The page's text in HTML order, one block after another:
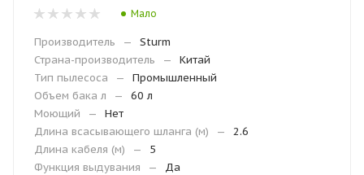
Мало
Производитель —
Sturm
Страна-производитель
—
Китай
Тип пылесоса
—
Промышленный
Объем бака л
—
60 л
Моющий
—
Нет
Длина всасывающего шланга (м)
—
2.6
Длина кабеля (м)
—
5
Функция выдувания
—
Да